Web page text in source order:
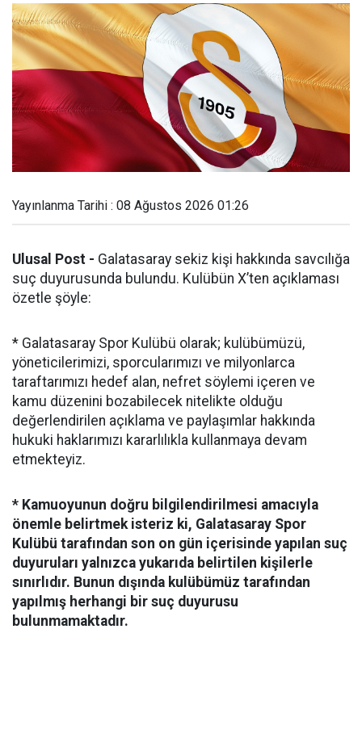
Yayınlanma Tarihi : 08 Ağustos 2026 01:26
Ulusal Post - Galatasaray sekiz kişi hakkında savcılığa
suç duyurusunda bulundu. Kulübün X’ten açıklaması
özetle şöyle:
* Galatasaray Spor Kulübü olarak; kulübümüzü,
yöneticilerimizi, sporcularımızı ve milyonlarca
taraftarımızı hedef alan, nefret söylemi içeren ve
kamu düzenini bozabilecek nitelikte olduğu
değerlendirilen açıklama ve paylaşımlar hakkında
hukuki haklarımızı kararlılıkla kullanmaya devam
etmekteyiz.
* Kamuoyunun doğru bilgilendirilmesi amacıyla
önemle belirtmek isteriz ki, Galatasaray Spor
Kulübü tarafından son on gün içerisinde yapılan suç
duyuruları yalnızca yukarıda belirtilen kişilerle
sınırlıdır. Bunun dışında kulübümüz tarafından
yapılmış herhangi bir suç duyurusu
bulunmamaktadır.